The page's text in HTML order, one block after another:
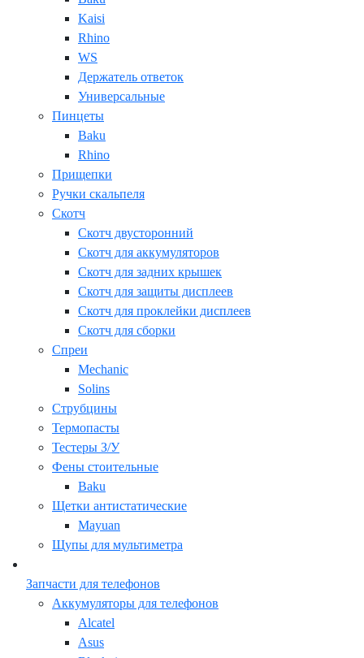
Kaisi
Rhino
WS
Держатель ответок
Универсальные
Пинцеты
Baku
Rhino
Прищепки
Ручки скальпеля
Скотч
Скотч двусторонний
Скотч для аккумуляторов
Скотч для задних крышек
Скотч для защиты дисплеев
Скотч для проклейки дисплеев
Скотч для сборки
Спреи
Mechanic
Solins
Струбцины
Термопасты
Тестеры З/У
Фены стоительные
Baku
Щетки антистатические
Mayuan
Щупы для мультиметра
Запчасти для телефонов
Аккумуляторы для телефонов
Alcatel
Asus